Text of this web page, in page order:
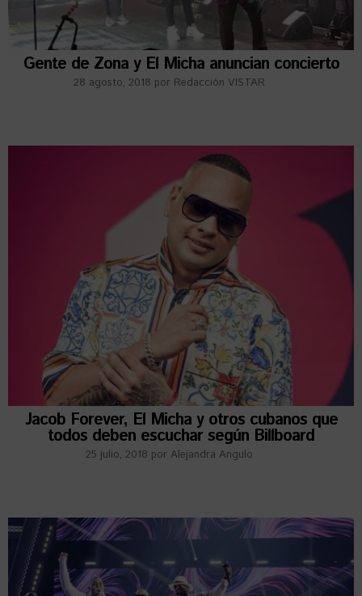
Gente de Zona y El Micha anuncian concierto
28 agosto, 2018 por Redacción VISTAR
Jacob Forever, El Micha y otros cubanos que
todos deben escuchar según Billboard
25 julio, 2018 por Alejandra Angulo